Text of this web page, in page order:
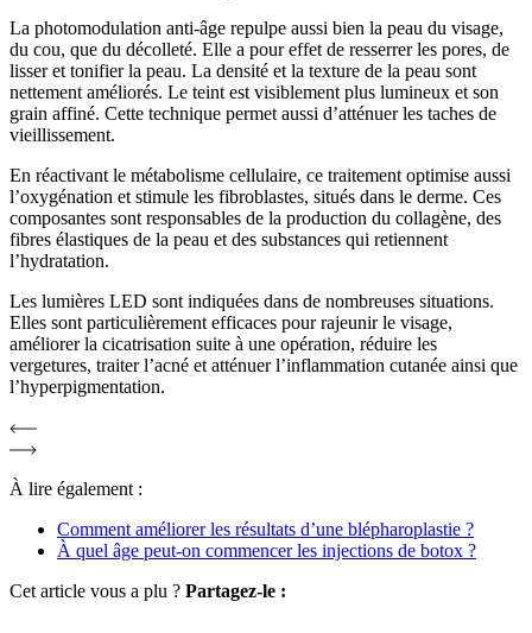
La photomodulation anti-âge repulpe aussi bien la peau du visage,
du cou, que du décolleté. Elle a pour effet de resserrer les pores, de
lisser et tonifier la peau. La densité et la texture de la peau sont
nettement améliorés. Le teint est visiblement plus lumineux et son
grain affiné. Cette technique permet aussi d’atténuer les taches de
vieillissement.
En réactivant le métabolisme cellulaire, ce traitement optimise aussi
l’oxygénation et stimule les fibroblastes, situés dans le derme. Ces
composantes sont responsables de la production du collagène, des
fibres élastiques de la peau et des substances qui retiennent
l’hydratation.
Les lumières LED sont indiquées dans de nombreuses situations.
Elles sont particulièrement efficaces pour rajeunir le visage,
améliorer la cicatrisation suite à une opération, réduire les
vergetures, traiter l’acné et atténuer l’inflammation cutanée ainsi que
l’hyperpigmentation.
À lire également :
Comment améliorer les résultats d’une blépharoplastie ?
À quel âge peut-on commencer les injections de botox ?
Cet article vous a plu ? Partagez-le :